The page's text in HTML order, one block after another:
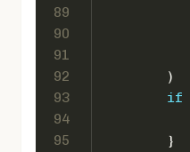
89
90
91
92
93
94
95
	)
if
	}